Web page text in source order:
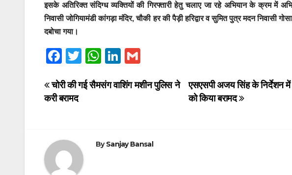
इसके अतिरिक्त संदिग्ध व्यक्तियों की गिरफ्तारी हेतु चलाए जा रहे अभियान के क्रम में
निवासी जोगियामंडी कांगड़ा मंदिर, चौकी हर की पैड़ी हरिद्वार व सुमित पुत्र मदन
दबोचा गया।
F
c
e
o
k
T
tt
W
at
p
Li
k
ail
Post
navigation
एसएसपी अजय सिंह के निर्देशन में
को किया बरामद
चोरी की गई सैमसंग वाशिंग मशीन पुलिस ने
करी बरामद
BySanjay Bansal